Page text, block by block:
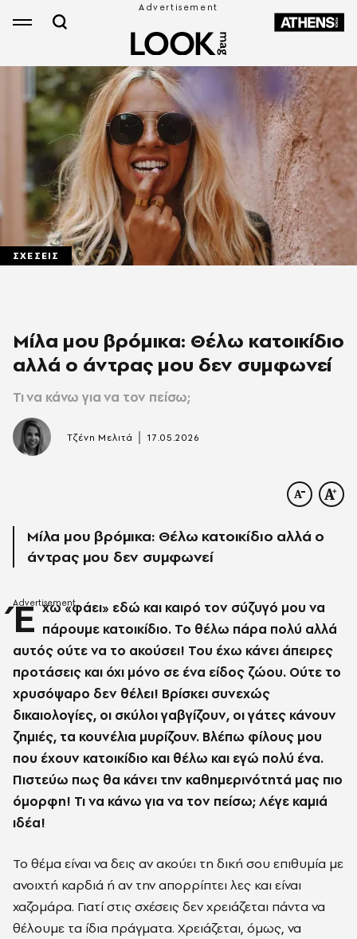
ΣΧΕΣΕΙΣ
Μίλα μου βρόμικα: Θέλω κατοικίδιο
αλλά ο άντρας μου δεν συμφωνεί
Τι να κάνω για να τον πείσω;
Τζένη Μελιτά | 17.05.2026
Μίλα μου βρόμικα: Θέλω κατοικίδιο αλλά ο
άντρας μου δεν συμφωνεί
Έ χω «φάει» εδώ και καιρό τον σύζυγό μου να
πάρουμε κατοικίδιο. Το θέλω πάρα πολύ αλλά
αυτός ούτε να το ακούσει! Του έχω κάνει άπειρες
προτάσεις και όχι μόνο σε ένα είδος ζώου. Ούτε το
χρυσόψαρο δεν θέλει! Βρίσκει συνεχώς
δικαιολογίες, οι σκύλοι γαβγίζουν, οι γάτες κάνουν
ζημιές, τα κουνέλια μυρίζουν. Βλέπω φίλους μου
που έχουν κατοικίδιο και θέλω και εγώ πολύ ένα.
Πιστεύω πως θα κάνει την καθημερινότητά μας πιο
όμορφη! Τι να κάνω για να τον πείσω; Λέγε καμιά
ιδέα!
Το θέμα είναι να δεις αν ακούει τη δική σου επιθυμία με
ανοιχτή καρδιά ή αν την απορρίπτει λες και είναι
χαζομάρα. Γιατί στις σχέσεις δεν χρειάζεται πάντα να
θέλουμε τα ίδια πράγματα. Χρειάζεται, όμως, να